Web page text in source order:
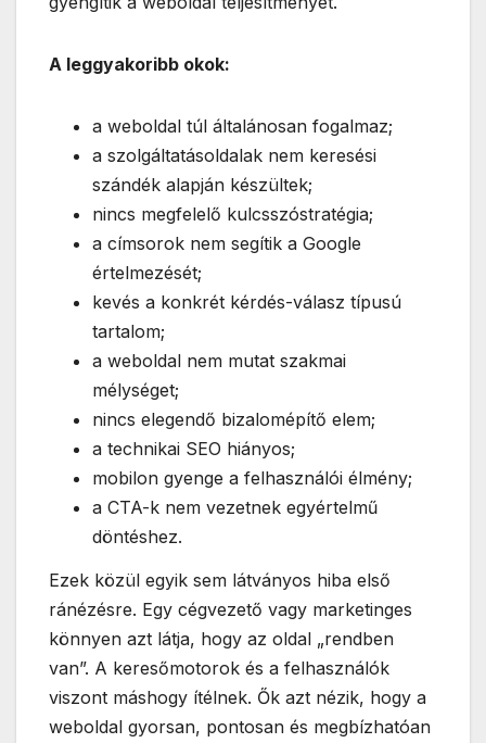
A leggyakoribb okok:
a weboldal túl általánosan fogalmaz;
a szolgáltatásoldalak nem keresési
szándék alapján készültek;
nincs megfelelő kulcsszóstratégia;
a címsorok nem segítik a Google
értelmezését;
kevés a konkrét kérdés-válasz típusú
tartalom;
a weboldal nem mutat szakmai
mélységet;
nincs elegendő bizalomépítő elem;
a technikai SEO hiányos;
mobilon gyenge a felhasználói élmény;
a CTA-k nem vezetnek egyértelmű
döntéshez.
Ezek közül egyik sem látványos hiba első
ránézésre. Egy cégvezető vagy marketinges
könnyen azt látja, hogy az oldal „rendben
van”. A keresőmotorok és a felhasználók
viszont máshogy ítélnek. Ők azt nézik, hogy a
weboldal gyorsan, pontosan és megbízhatóan